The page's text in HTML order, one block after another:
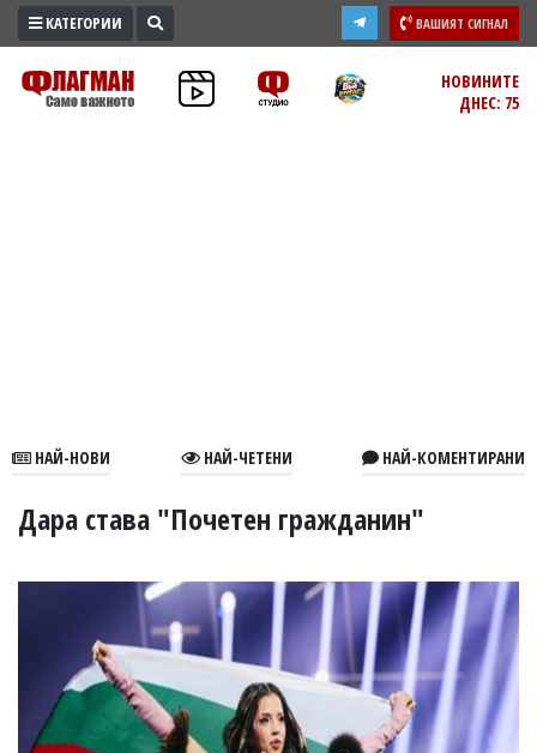
ПРОМО
ЗОНА
УКРАЙНА
СПОРТ
КАТЕГОРИИ ВАШИЯТ СИГНАЛ
НОВИНИТЕ
ДНЕС: 75
НАЙ-НОВИ НАЙ-ЧЕТЕНИ НАЙ-КОМЕНТИРАНИ
Дара става "Почетен гражданин"